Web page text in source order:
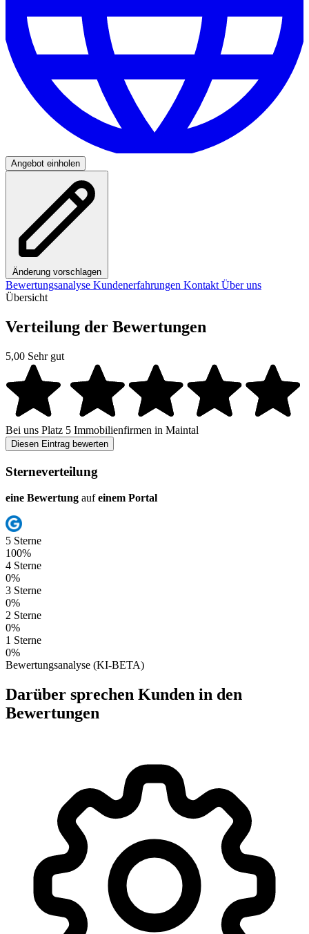
Angebot einholen
Änderung vorschlagen
Bewertungsanalyse Kundenerfahrungen Kontakt Über uns
Übersicht
Verteilung der Bewertungen
5,00 Sehr gut
Bei uns Platz 5 Immobilienfirmen in Maintal
Diesen Eintrag bewerten
Sterneverteilung
eine Bewertung aufeinem Portal
5 Sterne
100%
4 Sterne
0%
3 Sterne
0%
2 Sterne
0%
1 Sterne
0%
Bewertungsanalyse (KI-BETA)
Darüber sprechen Kunden in den
Bewertungen